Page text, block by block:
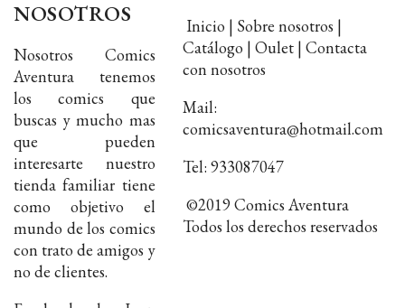
NOSOTROS
Nosotros Comics
Aventura tenemos
los comics que
buscas y mucho mas
que pueden
interesarte nuestro
tienda familiar tiene
como objetivo el
mundo de los comics
con trato de amigos y
no de clientes.
Inicio | Sobre nosotros |
Catálogo | Oulet | Contacta
con nosotros
Mail:
comicsaventura@hotmail.com
Tel: 933087047
©2019 Comics Aventura
Todos los derechos reservados